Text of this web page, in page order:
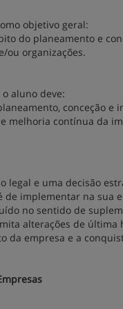
objetivo geral:
do planeamento e
ou organizações.
o aluno deve:
conceção e
melhoria contínua da
legal e uma decisão
implementar na sua
no sentido de
alterações de
da empresa e a